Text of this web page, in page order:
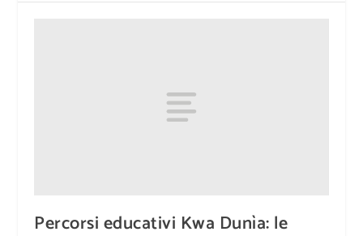
Percorsi educativi Kwa Dunìa: le